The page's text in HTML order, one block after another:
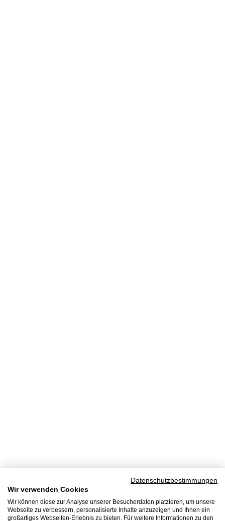
Datenschutzbestimmungen
Wir verwenden Cookies
Wir können diese zur Analyse unserer Besucherdaten platzieren, um unsere
Webseite zu verbessern, personalisierte Inhalte anzuzeigen und Ihnen ein
großartiges Webseiten-Erlebnis zu bieten. Für weitere Informationen zu den